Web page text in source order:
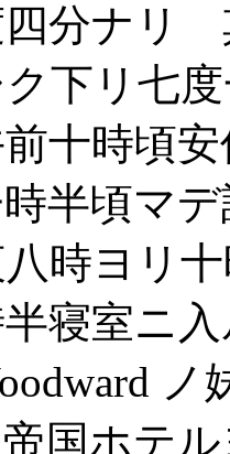
四分ナリ
下リ七
十時頃
半頃マ
時ヨリ十
寝室ニ
帝国ホテ